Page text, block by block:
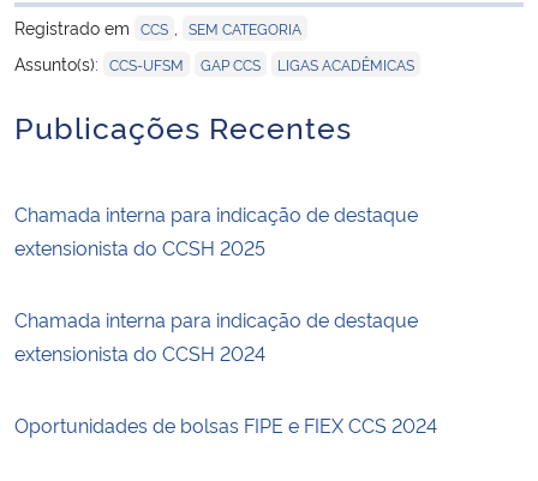
Registrado em CCS SEM CATEGORIA
Assunto(s): CCS-UFSM GAP CCS LIGAS ACADÊMICAS
Publicações Recentes
Chamada interna para indicação de destaque
extensionista do CCSH 2025
Chamada interna para indicação de destaque
extensionista do CCSH 2024
Oportunidades de bolsas FIPE e FIEX CCS 2024